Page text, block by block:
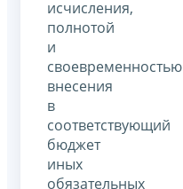
исчисления,
полнотой
и
своевременностью
внесения
в
соответствующий
бюджет
иных
обязательных